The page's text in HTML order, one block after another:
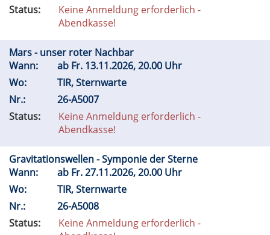
Status:
Keine Anmeldung erforderlich -
Abendkasse!
Mars - unser roter Nachbar
Wann:
ab Fr. 13.11.2026, 20.00 Uhr
Wo:
TIR, Sternwarte
Nr.:
26-A5007
Status:
Keine Anmeldung erforderlich -
Abendkasse!
Gravitationswellen - Symponie der Sterne
Wann:
ab Fr.27.11.2026, 20.00 Uhr
Wo:
TIR, Sternwarte
Nr.:
26-A5008
Status:
Keine Anmeldung erforderlich -